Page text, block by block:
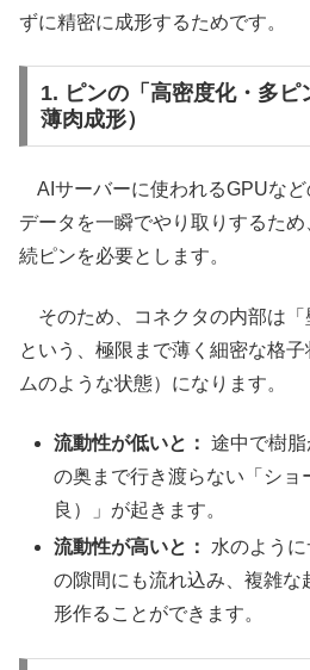
ずに精密に成形するためです。
1. ピンの「高密度化・多ピ
薄肉成形）
AIサーバーに使われるGPUな
データを一瞬でやり取りするた
続ピンを必要とします。
そのため、コネクタの内部は「
という、極限まで薄く細密な格
ムのような状態）になります。
流動性が低いと： 途中で樹
の奥まで行き渡らない「ショ
良）」が起きます。
流動性が高いと： 水のよう
の隙間にも流れ込み、複雑な
形作ることができます。